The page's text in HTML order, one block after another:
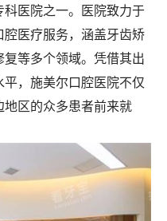
医院之一。医院致力于
医疗服务，涵盖牙齿矫
等多个领域。凭借其出
，施美尔口腔医院不仅
区的众多患者前来就